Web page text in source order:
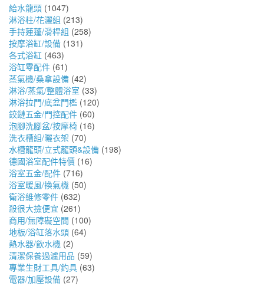
給水龍頭 (1047)
淋浴柱/花灑組 (213)
手持蓮蓬/滑桿組 (258)
按摩浴缸/設備 (131)
各式浴缸 (463)
浴缸零配件 (61)
蒸氣機/桑拿設備 (42)
淋浴/蒸氣/整體浴室 (33)
淋浴拉門/底盆門檻 (120)
鉸鏈五金/門控配件 (60)
泡腳洗腳盆/按摩椅 (16)
洗衣槽組/曬衣架 (70)
水槽龍頭/立式龍頭&設備 (198)
德國浴室配件特價 (16)
浴室五金/配件 (716)
浴室暖風/換氣機 (50)
衛浴維修零件 (632)
殺很大撿便宜 (261)
商用/無障礙空間 (100)
地板/浴缸落水頭 (64)
熱水器/飲水機 (2)
清潔保養過濾用品 (59)
專業生財工具/釣具 (63)
電器/加壓設備 (27)